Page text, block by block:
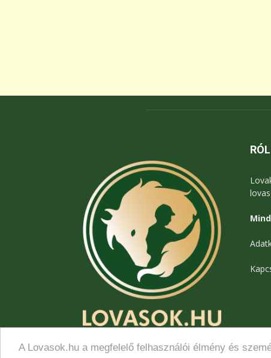
A Lovasok.hu a megfelelő felhasználói élmény és
© Lovasok.hu